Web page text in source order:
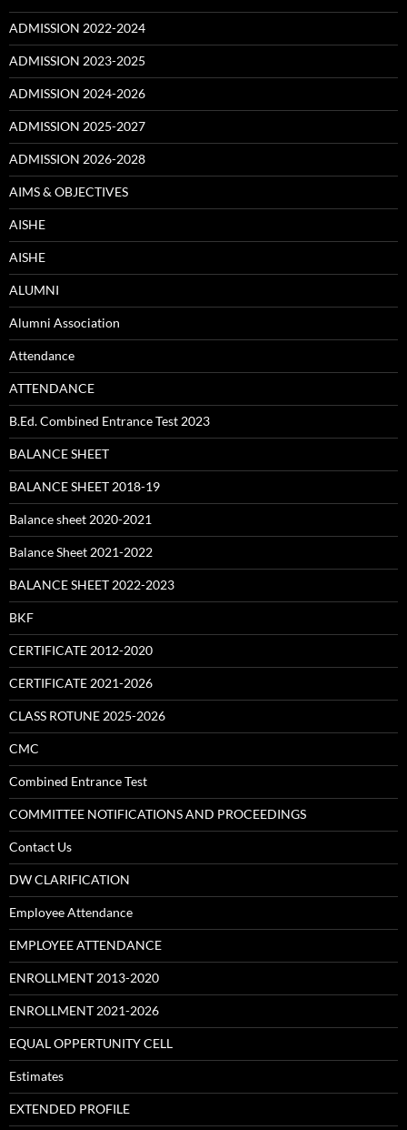
ADMISSION 2022-2024
ADMISSION 2023-2025
ADMISSION 2024-2026
ADMISSION 2025-2027
ADMISSION 2026-2028
AIMS & OBJECTIVES
AISHE
AISHE
ALUMNI
Alumni Association
Attendance
ATTENDANCE
B.Ed. Combined Entrance Test 2023
BALANCE SHEET
BALANCE SHEET 2018-19
Balance sheet 2020-2021
Balance Sheet 2021-2022
BALANCE SHEET 2022-2023
BKF
CERTIFICATE 2012-2020
CERTIFICATE 2021-2026
CLASS ROTUNE 2025-2026
CMC
Combined Entrance Test
COMMITTEE NOTIFICATIONS AND PROCEEDINGS
Contact Us
DW CLARIFICATION
Employee Attendance
EMPLOYEE ATTENDANCE
ENROLLMENT 2013-2020
ENROLLMENT 2021-2026
EQUAL OPPERTUNITY CELL
Estimates
EXTENDED PROFILE